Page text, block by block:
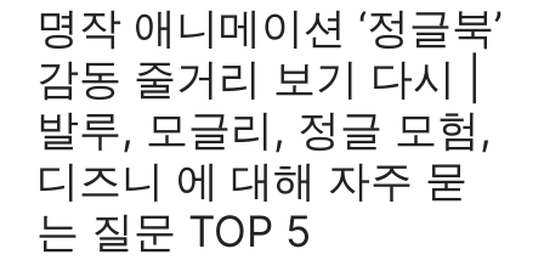
명작 애니메이션 ‘정글북’
감동 줄거리 보기 다시 |
발루, 모글리, 정글 모험,
디즈니 에 대해 자주 묻
는 질문 TOP 5